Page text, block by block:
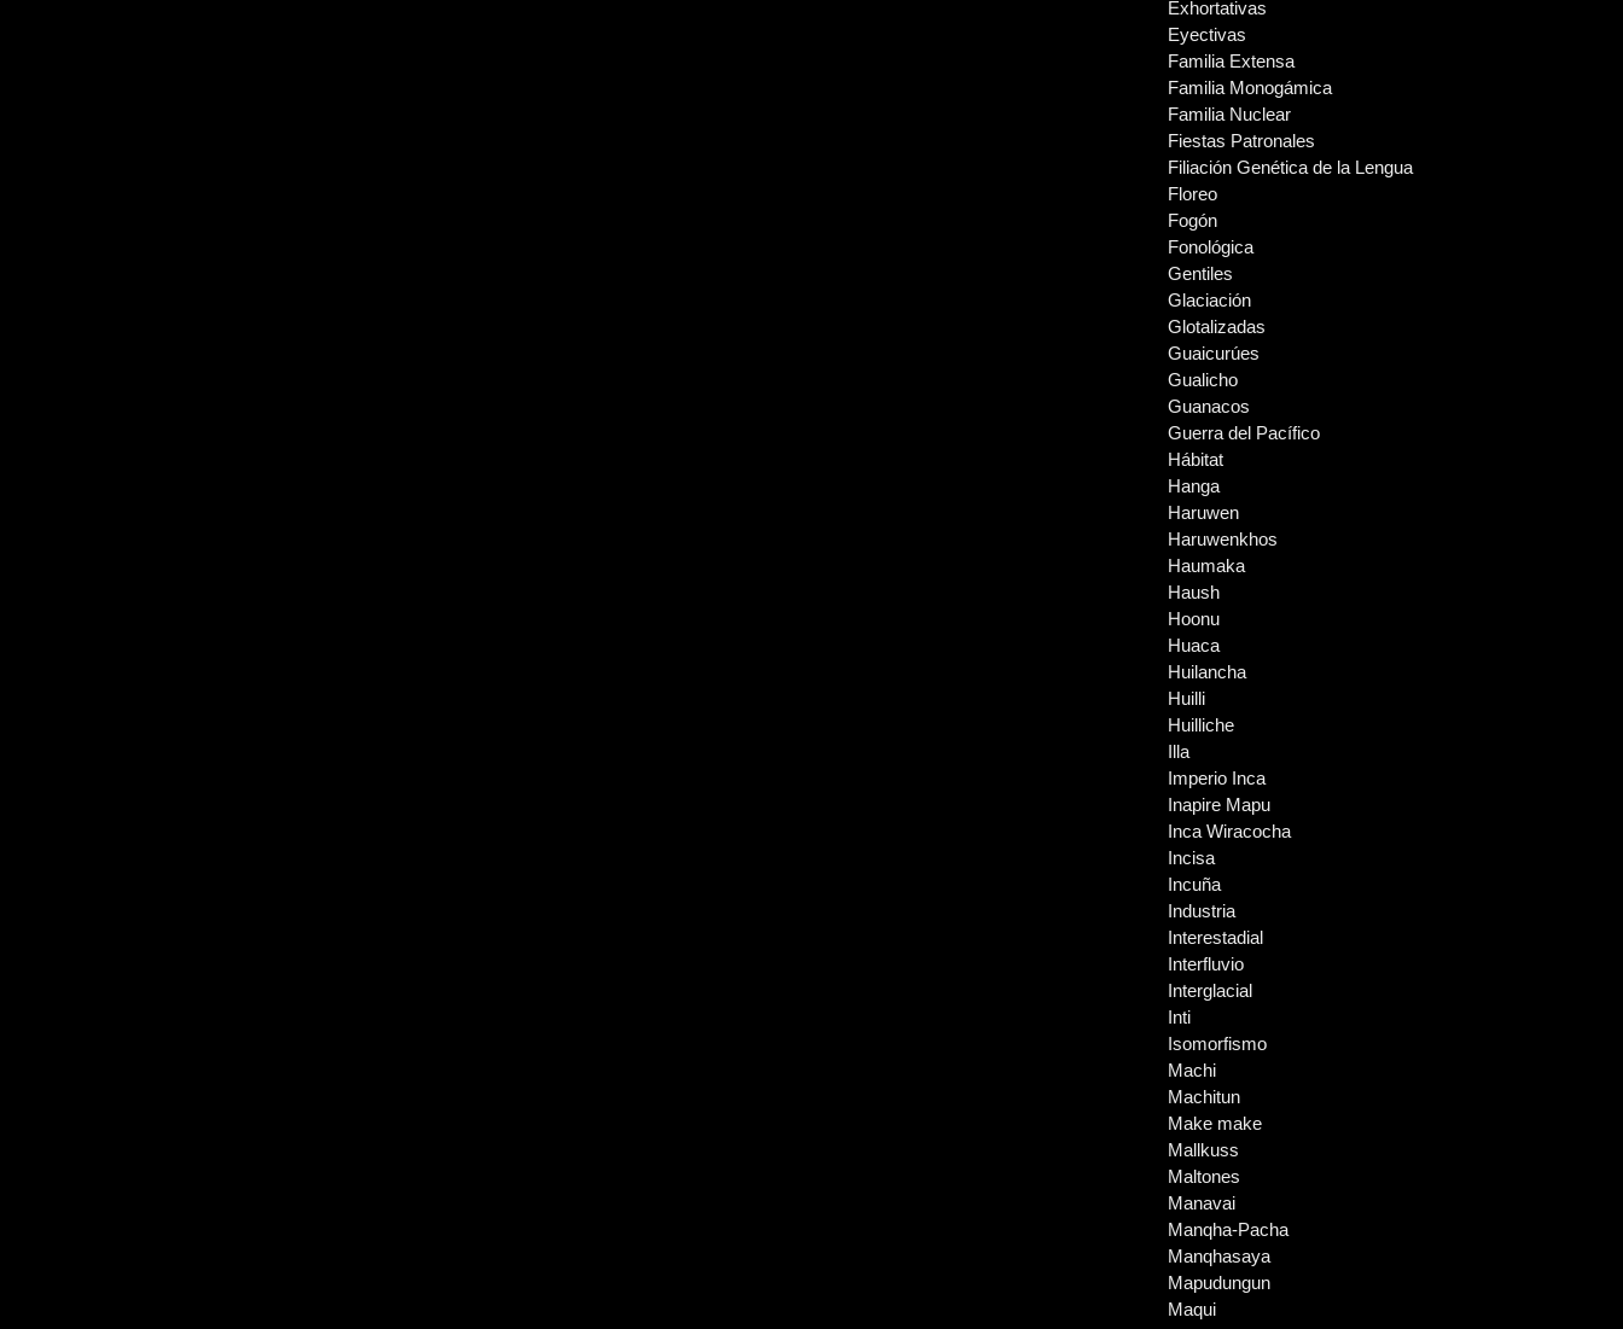
Exhortativas
Eyectivas
Familia Extensa
Familia Monogámica
Familia Nuclear
Fiestas Patronales
Filiación Genética de la Lengua
Floreo
Fogón
Fonológica
Gentiles
Glaciación
Glotalizadas
Guaicurúes
Gualicho
Guanacos
Guerra del Pacífico
Hábitat
Hanga
Haruwen
Haruwenkhos
Haumaka
Haush
Hoonu
Huaca
Huilancha
Huilli
Huilliche
Illa
Imperio Inca
Inapire Mapu
Inca Wiracocha
Incisa
Incuña
Industria
Interestadial
Interfluvio
Interglacial
Inti
Isomorfismo
Machi
Machitun
Make make
Mallkuss
Maltones
Manavai
Manqha-Pacha
Manqhasaya
Mapudungun
Maqui